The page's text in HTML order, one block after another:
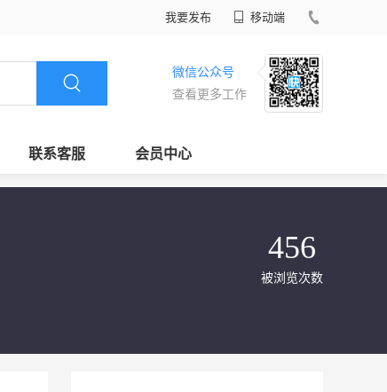
我要发布 移动端
微信公众号
查看更多工作
联系客服 会员中心
456
被浏览次数